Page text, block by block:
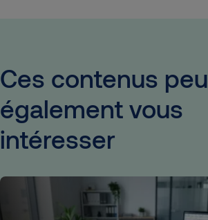
Ces contenus
également vous
intéresser